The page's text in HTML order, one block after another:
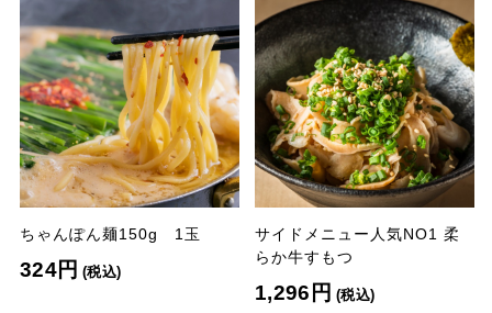
ちゃんぽん麺150g 1玉
324円 (税込)
サイドメニュー人気NO1 柔
らか牛すもつ
1,296円 (税込)